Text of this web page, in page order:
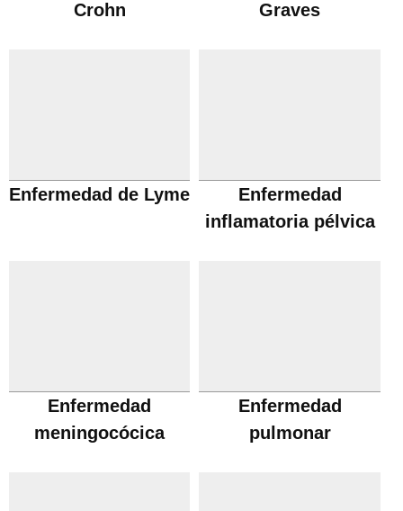
Crohn Graves
Enfermedad de Lyme
Enfermedad
inflamatoria pélvica
Enfermedad
meningocócica
Enfermedad
pulmonar